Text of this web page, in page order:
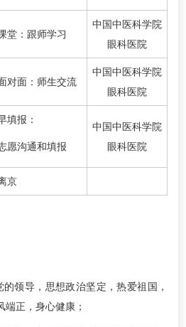
堂：跟师学习
中国中医科学院
眼科医院
对面：师生交流
中国中医科学院
眼科医院
填报：
愿沟通和填报
中国中医科学院
眼科医院
京
的领导，思想政治坚定，热爱祖国，
正，身心健康；